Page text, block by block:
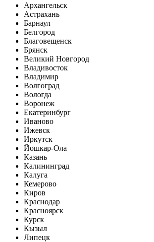
Архангельск
Астрахань
Барнаул
Белгород
Благовещенск
Брянск
Великий Новгород
Владивосток
Владимир
Волгоград
Вологда
Воронеж
Екатеринбург
Иваново
Ижевск
Иркутск
Йошкар-Ола
Казань
Калининград
Калуга
Кемерово
Киров
Краснодар
Красноярск
Курск
Кызыл
Липецк